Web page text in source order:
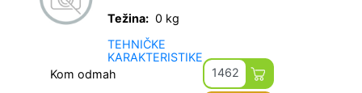
Težina: 0 kg
TEHNIČKE
KARAKTERISTIKE
Kom odmah 1462